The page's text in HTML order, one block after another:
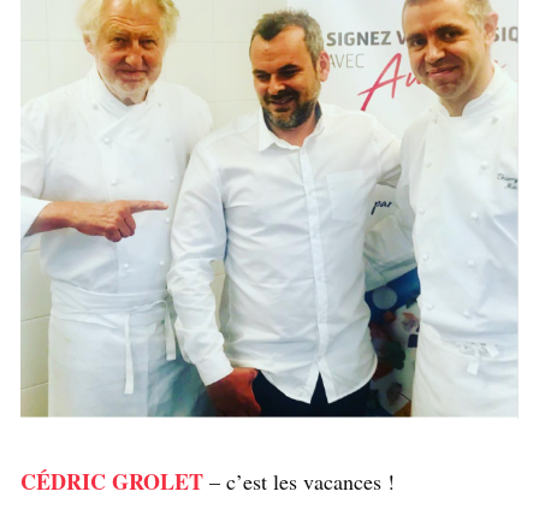
CÉDRIC GROLET – c’est les vacances !